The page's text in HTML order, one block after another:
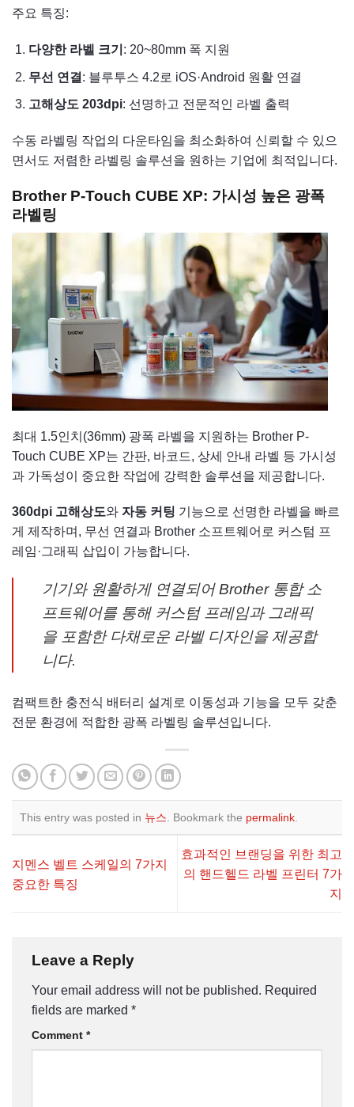
주요 특징:
다양한 라벨 크기 : 20~80mm 폭 지원
무선 연결 : 블루투스 4.2로 iOS·Android 원활 연결
고해상도 203dpi: 선명하고 전문적인 라벨 출력
수동 라벨링 작업의 다운타임을 최소화하여 신뢰할 수 있으
면서도 저렴한 라벨링 솔루션을 원하는 기업에 최적입니다.
Brother P-Touch CUBE XP: 가시성 높은 광폭
라벨링
최대 1.5인치(36mm) 광폭 라벨을 지원하는 Brother P-
Touch CUBE XP는 간판, 바코드, 상세 안내 라벨 등 가시성
과 가독성이 중요한 작업에 강력한 솔루션을 제공합니다.
360dpi 고해상도와 자동 커팅 기능으로 선명한 라벨을 빠르
게 제작하며, 무선 연결과 Brother 소프트웨어로 커스텀 프
레임·그래픽 삽입이 가능합니다.
기기와 원활하게 연결되어 Brother 통합 소
프트웨어를 통해 커스텀 프레임과 그래픽
을 포함한 다채로운 라벨 디자인을 제공합
니다.
컴팩트한 충전식 배터리 설계로 이동성과 기능을 모두 갖춘
전문 환경에 적합한 광폭 라벨링 솔루션입니다.
This entry was posted in 뉴스 . Bookmark the permalink
지멘스 벨트 스케일의 7가지
중요한 특징
효과적인 브랜딩을 위한 최고
의 핸드헬드 라벨 프린터 7가
지
Leave a Reply
Your email address will not be published. Required
fields are marked *
Comment *